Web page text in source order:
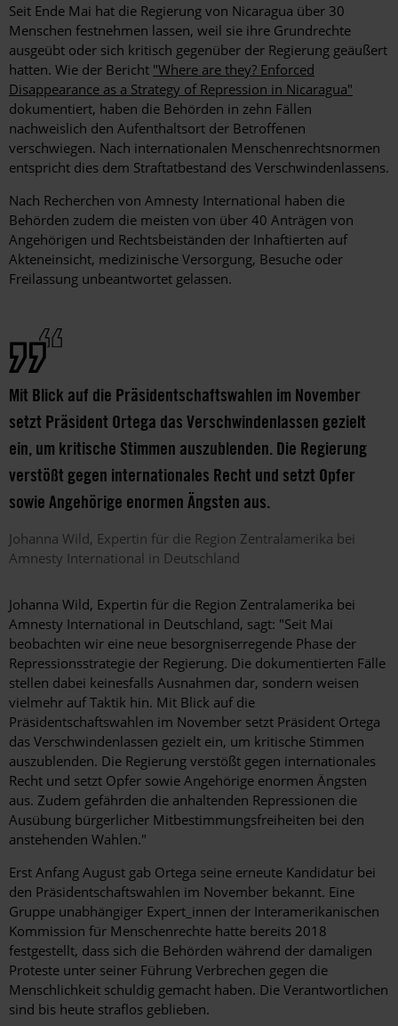
Seit Ende Mai hat die Regierung von Nicaragua über 30
Menschen festnehmen lassen, weil sie ihre Grundrechte
ausgeübt oder sich kritisch gegenüber der Regierung geäußert
hatten. Wie der Bericht "Where are they? Enforced
Disappearance as a Strategy of Repression in Nicaragua"
dokumentiert, haben die Behörden in zehn Fällen
nachweislich den Aufenthaltsort der Betroffenen
verschwiegen. Nach internationalen Menschenrechtsnormen
entspricht dies dem Straftatbestand des Verschwindenlassens.
Nach Recherchen von Amnesty International haben die
Behörden zudem die meisten von über 40 Anträgen von
Angehörigen und Rechtsbeiständen der Inhaftierten auf
Akteneinsicht, medizinische Versorgung, Besuche oder
Freilassung unbeantwortet gelassen.
Mit Blick auf die Präsidentschaftswahlen im November
setzt Präsident Ortega das Verschwindenlassen gezielt
ein, um kritische Stimmen auszublenden. Die Regierung
verstößt gegen internationales Recht und setzt Opfer
sowie Angehörige enormen Ängsten aus.
Johanna Wild Expertin für die Region Zentralamerika bei
Amnesty International in Deutschland
Johanna Wild, Expertin für die Region Zentralamerika bei
Amnesty International in Deutschland, sagt: "Seit Mai
beobachten wir eine neue besorgniserregende Phase der
Repressionsstrategie der Regierung. Die dokumentierten Fälle
stellen dabei keinesfalls Ausnahmen dar, sondern weisen
vielmehr auf Taktik hin. Mit Blick auf die
Präsidentschaftswahlen im November setzt Präsident Ortega
das Verschwindenlassen gezielt ein, um kritische Stimmen
auszublenden. Die Regierung verstößt gegen internationales
Recht und setzt Opfer sowie Angehörige enormen Ängsten
aus. Zudem gefährden die anhaltenden Repressionen die
Ausübung bürgerlicher Mitbestimmungsfreiheiten bei den
anstehenden Wahlen."
Erst Anfang August gab Ortega seine erneute Kandidatur bei
den Präsidentschaftswahlen im November bekannt. Eine
Gruppe unabhängiger Expert_innen der Interamerikanischen
Kommission für Menschenrechte hatte bereits 2018
festgestellt, dass sich die Behörden während der damaligen
Proteste unter seiner Führung Verbrechen gegen die
Menschlichkeit schuldig gemacht haben. Die Verantwortlichen
sind bis heute straflos geblieben.